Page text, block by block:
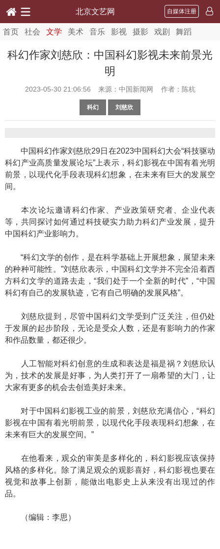
北京文艺网 自媒体注册
首页 社会 文学 美术 音乐 影视 摄影 戏剧 舞蹈
科幻作家刘慈欣：中国科幻影视未来前景光
明
2023-05-30 21:06:56 来源：中国新闻网 作者：陈杭
科幻 刘慈欣
中国科幻作家刘慈欣29日在2023中国科幻大会“科技驱动
科幻产业高质量发展论坛”上表示，科幻影视在中国有着光明
前景，以现代化手段表现科幻想象，在未来有巨大的发展空
间。
本次论坛邀请科幻作家、产业政策研究者、企业代表
等，共同探讨如何通过科技硬实力助力科幻产业发展，提升
中国科幻产业影响力。
“科幻文学的创作，是在科学基础上开展想象，展望未来
的种种可能性。”刘慈欣表示，中国科幻文学并不完全沿着西
方科幻文学的道路去走，“我们处于一个全新的时代”，“中国
科幻有自己的发展轨迹，它有自己明确的发展风格”。
刘慈欣提到，尽管中国科幻文学受到广泛关注，但仍处
于发展的起步阶段，无论是受众人数，还是有影响力的作家
和作品数量，都还很少。
人工智能对科幻创意的生成和表达是福是祸？刘慈欣认
为，技术的发展是好事，为人类打开了一扇希望的大门，让
大家有更多的机会去创造美好未来。
对于中国科幻影视工业的前景，刘慈欣充满信心，“科幻
影视在中国有着光明前景，以现代化手段表现科幻想象，在
未来有巨大的发展空间。”
在他看来，观众的审美是多样化的，科幻影视应该保持
风格的多样化。除了满足观众的观影喜好，科幻影视也要在
视觉和故事上创新，能做出电影史上从来没有出现过的作
品。
（编辑：李思）